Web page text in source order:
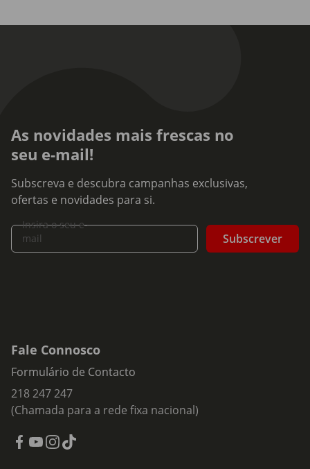
As novidades mais frescas no
seu e-mail!
Subscreva e descubra campanhas exclusivas,
ofertas e novidades para si.
Insira o seu e-
mail
Subscrever
Fale Connosco
Formulário de Contacto
218 247 247
(Chamada para a rede fixa nacional)